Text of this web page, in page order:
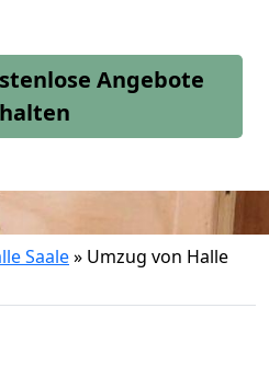
Angebote
Saale» Umzug von Halle